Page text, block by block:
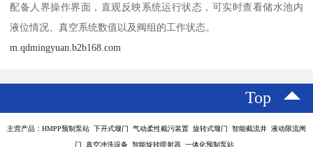
配备人界操作界面，直观反映系统运行状态，可实时查看储水池内
液位情况、真空系统数值以及阀组的工作状态。
m.qdmingyuan.b2b168.com
Top
主营产品：HMPP预制泵站 下开式堰门 气动柔性截污装置 旋转式堰门 智能截流井 液动限流闸
门 真空冲洗设备 智能旋转喷射器 一体化预制泵站